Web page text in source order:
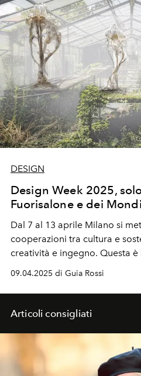
DESIGN
Design Week 2025,
Fuorisalone e dei
Dal 7 al 13 aprile Milano si
cooperazioni tra cultura e
creatività e ingegno. Questa
degli eventi e delle mostre
09.04.2025 di Guia Rossi
Articoli consigliati